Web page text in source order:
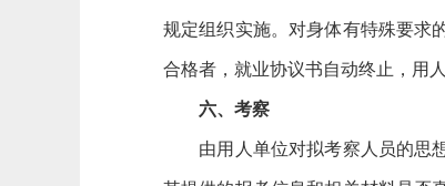
规定组织实施。对身体有特殊要求
合格者，就业协议书自动终止，用
六、考察
由用人单位对拟考察人员的思想